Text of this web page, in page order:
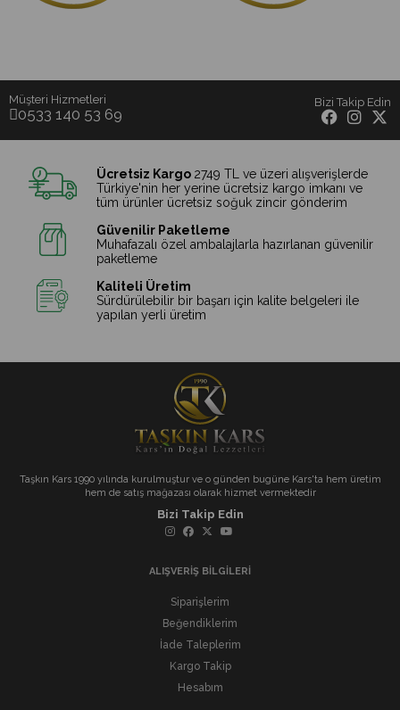
sürecinde arılara verilen besleme
koruyucu veya ilave şeker içermez.
✔ Kars yaylalarında üretilmiştir.
✔ Doğal çiçek aroması ve yoğun
✔ Katkısız ve koruyucusuz.
Taşkın Kars
olarak, Kars'ın doğal
lezzetlerini güvenle sofralarınıza
ulaştırıyoruz. 🍯🐝
Müşteri Hizmetleri
0533 140 53 69
Bizi Takip Edin
Ücretsiz Kargo 2749 TL ve üzeri alışverişlerde
Türkiye'nin her yerine ücretsiz kargo imkanı ve
tüm ürünler ücretsiz soğuk zincir gönderim
Güvenilir Paketleme
Muhafazalı özel ambalajlarla hazırlanan güvenilir
paketleme
Kaliteli Üretim
Sürdürülebilir bir başarı için kalite belgeleri ile
yapılan yerli üretim
Taşkın Kars 1990 yılında kurulmuştur ve o günden bugüne Kars'ta hem üretim
hem de satış mağazası olarak hizmet vermektedir
Bizi Takip Edin
ALIŞVERİŞ BİLGİLERİ
Siparişlerim
Beğendiklerim
İade Taleplerim
Kargo Takip
Hesabım